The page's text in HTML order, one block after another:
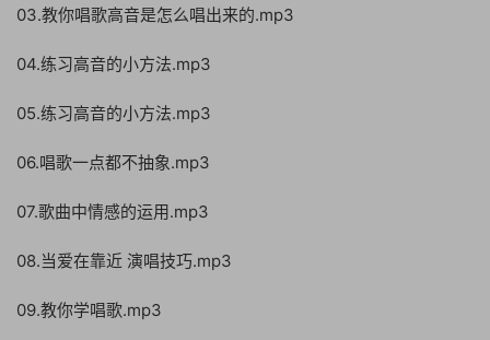
03.教你唱歌高音是怎么唱出来的.mp3
04.练习高音的小方法.mp3
05.练习高音的小方法.mp3
06.唱歌一点都不抽象.mp3
07.歌曲中情感的运用.mp3
08.当爱在靠近 演唱技巧.mp3
09.教你学唱歌.mp3